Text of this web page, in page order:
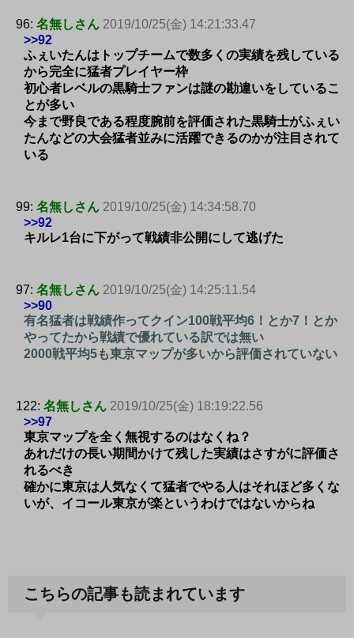
96: 名無しさん 2019/10/25(金) 14:21:33.47
>>92
ふぇいたんはトップチームで数多くの実績を残している
から完全に猛者プレイヤー枠
初心者レベルの黒騎士ファンは謎の勘違いをしているこ
とが多い
今まで野良である程度腕前を評価された黒騎士がふぇい
たんなどの大会猛者並みに活躍できるのかが注目されて
いる
99: 名無しさん 2019/10/25(金) 14:34:58.70
>>92
キルレ1台に下がって戦績非公開にして逃げた
97: 名無しさん 2019/10/25(金) 14:25:11.54
>>90
有名猛者は戦績作ってクイン100戦平均6！とか7！とか
やってたから戦績で優れている訳では無い
2000戦平均5も東京マップが多いから評価されていない
122: 名無しさん 2019/10/25(金) 18:19:22.56
>>97
東京マップを全く無視するのはなくね？
あれだけの長い期間かけて残した実績はさすがに評価さ
れるべき
確かに東京は人気なくて猛者でやる人はそれほど多くな
いが、イコール東京が楽というわけではないからね
こちらの記事も読まれています